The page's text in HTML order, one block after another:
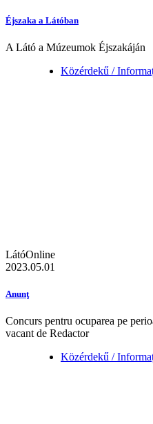
Éjszaka a Látóban
A Látó a Múzeumok Éjszakáján
Közérdekű /
LátóOnline
2023.05.01
Anunţ
Concurs pentru ocuparea pe
vacant de Redactor
Közérdekű /